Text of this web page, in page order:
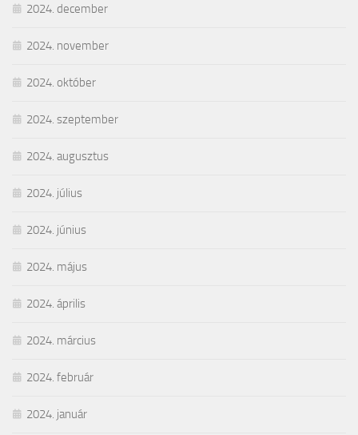
2024. december
2024. november
2024. október
2024. szeptember
2024. augusztus
2024. július
2024. június
2024. május
2024. április
2024. március
2024. február
2024. január